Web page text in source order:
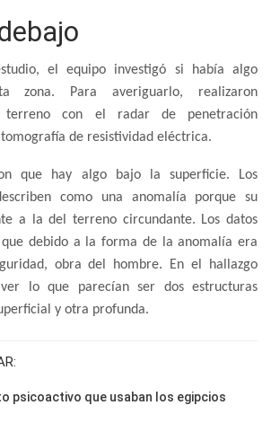
el equipo investigó si había algo
zona. Para averiguarlo, realizaron
terreno con el radar de penetración
de resistividad eléctrica.
que hay algo bajo la superficie. Los
como una anomalía porque su
a la del terreno circundante. Los datos
debido a la forma de la anomalía era
obra del hombre. En el hallazgo
lo que parecían ser dos estructuras
y otra profunda.
psicoactivo que usaban los egipcios